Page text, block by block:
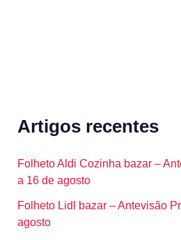
Artigos recentes
Folheto Aldi Cozinha bazar –
a 16 de agosto
Folheto Lidl bazar – Antevisão
agosto